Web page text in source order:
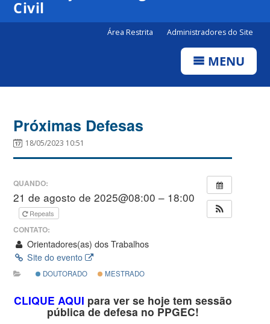
Civil
Área Restrita Administradores do Site
MENU
Próximas Defesas
18/05/2023 10:51
QUANDO:
21 de agosto de 2025@08:00 – 18:00
Repeats
CONTATO:
Orientadores(as) dos Trabalhos
Site do evento
DOUTORADO MESTRADO
CLIQUE AQUI para ver se hoje tem sessão
pública de defesa no PPGEC!